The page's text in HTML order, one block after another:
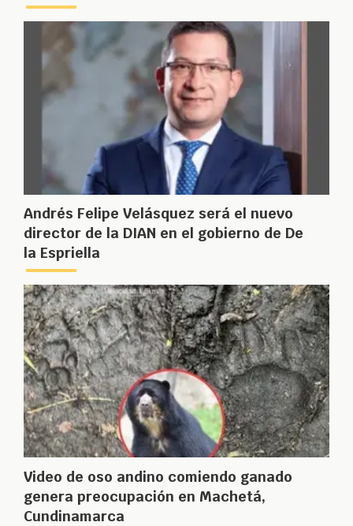
Andrés Felipe Velásquez será el nuevo
director de la DIAN en el gobierno de De
la Espriella
Video de oso andino comiendo ganado
genera preocupación en Machetá,
Cundinamarca